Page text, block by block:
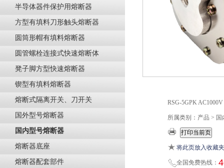
半导体器件保护用熔断器
方型有填料刀形触头熔断器
圆筒形帽有填料熔断器
圆管螺栓连接式快速熔断体
凳子脚方型快速熔断器
锲型有填料熔断器
熔断式隔离开关、刀开关
国外型号熔断器
国内型号熔断器
熔断器底座
熔断器配套部件
RSG-5GPK
所属类别：产品 >
将此页放入收藏夹
全国免费热线：